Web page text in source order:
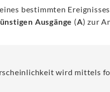
bestimmten
Ausgänge (A) zur
wird mittels